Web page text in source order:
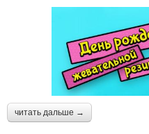
читать дальше →